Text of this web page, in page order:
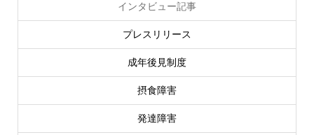
インタビュー記事
プレスリリース
成年後見制度
摂食障害
発達障害